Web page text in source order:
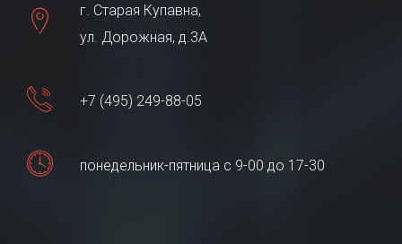
г. Старая Купавна,
ул. Дорожная, д.3А
+7 (495) 249-88-05
понедельник-пятница с 9-00 до 17-30